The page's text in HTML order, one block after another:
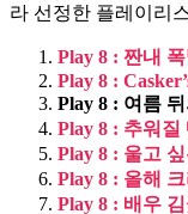
라 선정한 플레이리
Play 8 : 짠내
Play 8 :
Play 8 : 여름
Play 8 : 추워질
Play 8 : 울고
Play 8 : 올해
Play 8 : 배우